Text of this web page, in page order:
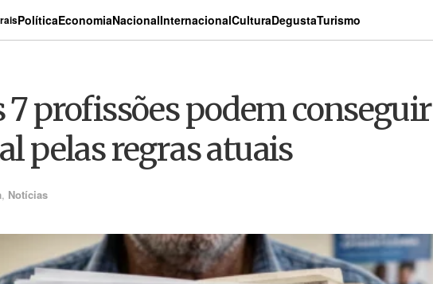
PolíticaEconomiaNacionalInternacionalCulturaDegustaTurismo
profissões podem conseguir
pelas regras atuais
, Notícias